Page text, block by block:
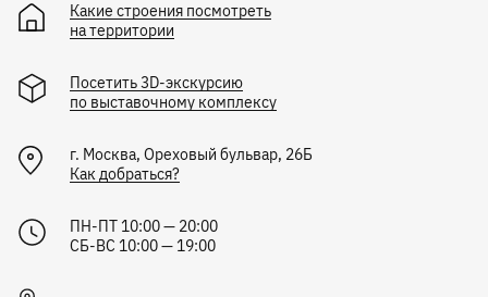
Какие строения посмотреть
на территории
Посетить 3D-экскурсию
по выставочному комплексу
г. Москва, Ореховый бульвар, 26Б
Как добраться?
ПН-ПТ 10:00 — 20:00
СБ-ВС 10:00 — 19:00